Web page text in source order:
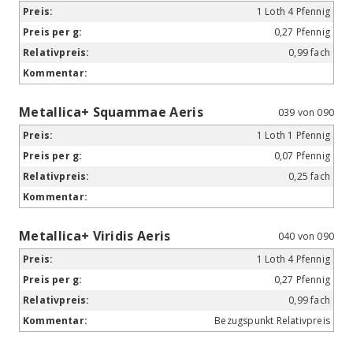
1 Loth 4 Pfennig
0,27 Pfennig
0,99 fach
Metallica+ Squammae Aeris
039 von 090
1 Loth 1 Pfennig
0,07 Pfennig
0,25 fach
Metallica+ Viridis Aeris
040 von 090
1 Loth 4 Pfennig
0,27 Pfennig
0,99 fach
Bezugspunkt Relativpreis